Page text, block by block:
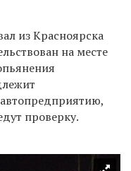
из Красноярска
на месте
проверку.